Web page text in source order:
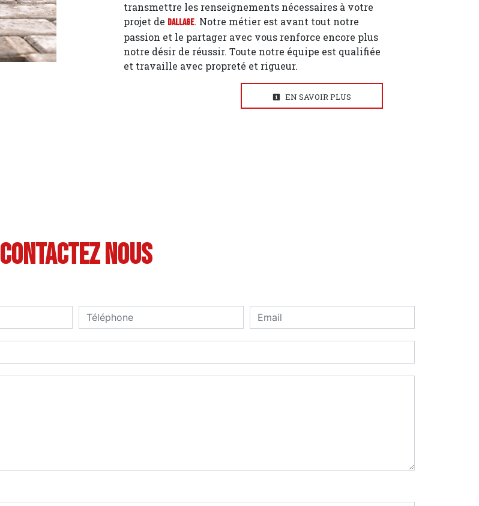
transmettre les renseignements nécessaires à votre
projet de Dallage. Notre métier est avant tout notre
passion et le partager avec vous renforce encore plus
notre désir de réussir. Toute notre équipe est qualifiée
et travaille avec propreté et rigueur.
EN SAVOIR PLUS
Contactez nous